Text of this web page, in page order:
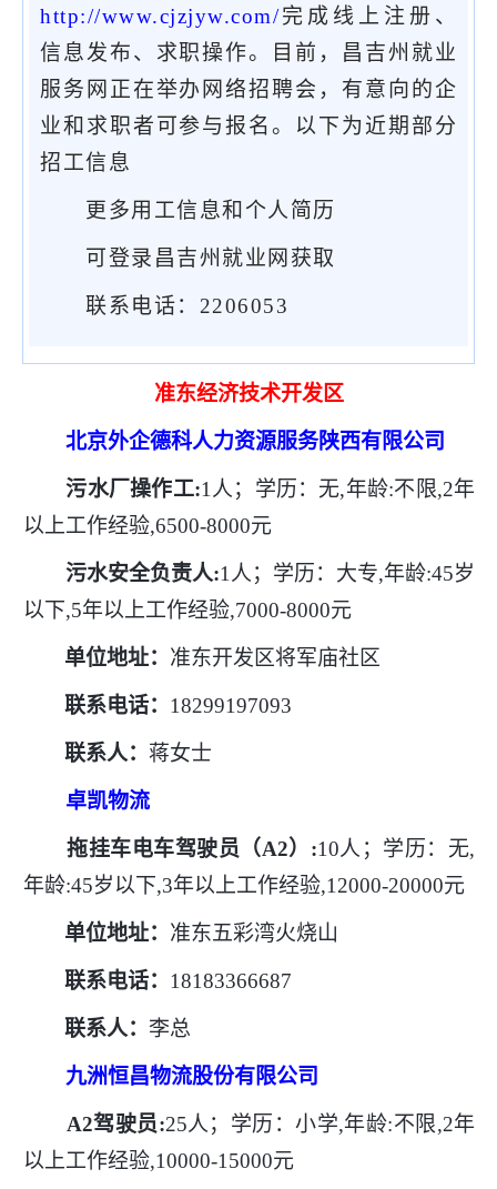
http://www.cjzjyw.com/完成线上注册、
信息发布、求职操作。目前，昌吉州就业
服务网正在举办网络招聘会，有意向的企
业和求职者可参与报名。 以下为近期部分
招工信息
更多用工信息和个人简历
可登录昌吉州就业网获取
联系电话：2206053
准东经济技术开发区
北京外企德科人力资源服务陕西有限公司
污水厂操作工:1人；学历：无,年龄:不限,2年
以上工作经验,6500-8000元
污水安全负责人:1人；学历：大专,年龄:45岁
以下,5年以上工作经验,7000-8000元
单位地址： 准东开发区将军庙社区
联系电话： 18299197093
联系人： 蒋女士
卓凯物流
拖挂车电车驾驶员（A2）:10人；学历：无,
年龄:45岁以下,3年以上工作经验,12000-20000元
单位地址： 准东五彩湾火烧山
联系电话： 18183366687
联系人： 李总
九洲恒昌物流股份有限公司
A2驾驶员:25人；学历：小学,年龄:不限,2年
以上工作经验,10000-15000元